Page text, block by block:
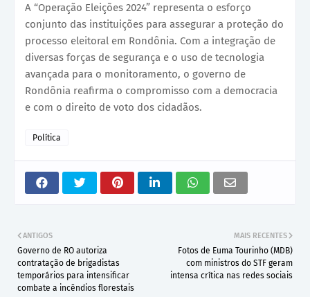
A “Operação Eleições 2024” representa o esforço
conjunto das instituições para assegurar a proteção do
processo eleitoral em Rondônia. Com a integração de
diversas forças de segurança e o uso de tecnologia
avançada para o monitoramento, o governo de
Rondônia reafirma o compromisso com a democracia
e com o direito de voto dos cidadãos.
Política
MAIS RECENTES
Fotos de Euma Tourinho (MDB)
com ministros do STF geram
intensa crítica nas redes sociais
ANTIGOS
Governo de RO autoriza
contratação de brigadistas
temporários para intensificar
combate a incêndios florestais